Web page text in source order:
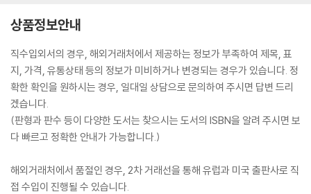
상품정보안내
직수입외서의 경우, 해외거래처에서 제공하는 정보가 부족하여 제목, 표
지, 가격, 유통상태 등의 정보가 미비하거나 변경되는 경우가 있습니다. 정
확한 확인을 원하시는 경우, 일대일 상담으로 문의하여 주시면 답변 드리
겠습니다.
(판형과 판수 등이 다양한 도서는 찾으시는 도서의 ISBN을 알려 주시면 보
다 빠르고 정확한 안내가 가능합니다.)
해외거래처에서 품절인 경우, 2차 거래선을 통해 유럽과 미국 출판사로 직
접 수입이 진행될 수 있습니다.